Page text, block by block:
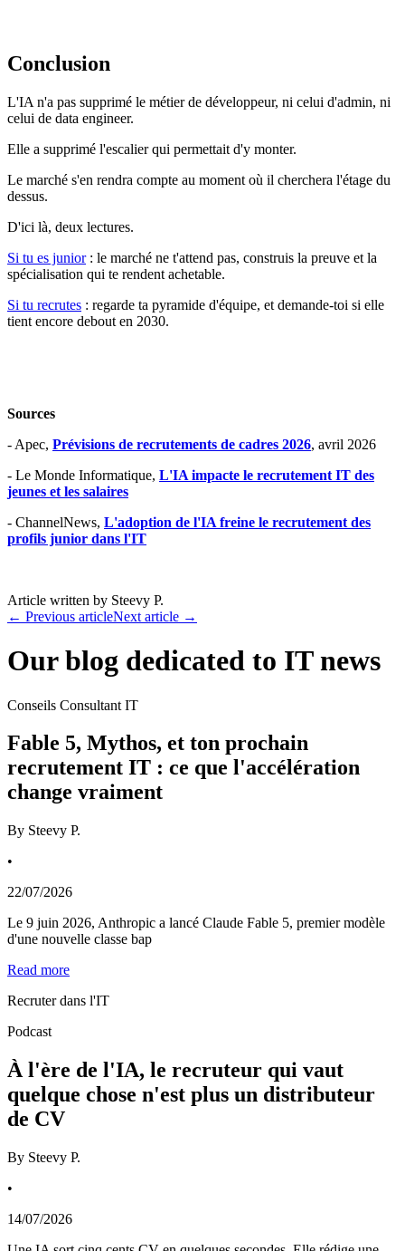
Conclusion
L'IA n'a pas supprimé le métier de développeur, ni celui d'admin, ni
celui de data engineer.
Elle a supprimé l'escalier qui permettait d'y monter.
Le marché s'en rendra compte au moment où il cherchera l'étage du
dessus.
D'ici là, deux lectures.
Si tu es junior: le marché ne t'attend pas, construis la preuve et la
spécialisation qui te rendent achetable.
Si tu recrutes : regarde ta pyramide d'équipe, et demande-toi si elle
tient encore debout en 2030.
Sources
- Apec, Prévisions de recrutements de cadres 2026, avril 2026
- Le Monde Informatique, L'IA impacte le recrutement IT des
jeunes et les salaires
- ChannelNews, L'adoption de l'IA freine le recrutement des
profils junior dans l'IT
Article written by Steevy P.
← Previous articleNext article →
Our blog dedicated to IT news
Conseils Consultant IT
Fable 5, Mythos, et ton prochain
recrutement IT : ce que l'accélération
change vraiment
By Steevy P.
•
22/07/2026
Le 9 juin 2026, Anthropic a lancé Claude Fable 5, premier modèle
d'une nouvelle classe bap
Read more
Recruter dans l'IT
Podcast
À l'ère de l'IA, le recruteur qui vaut
quelque chose n'est plus un distributeur
de CV
By Steevy P.
•
14/07/2026